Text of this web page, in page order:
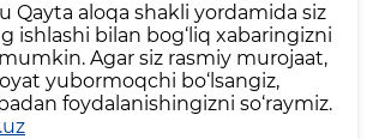
Qayta aloqa shakli yordamida siz
ishlashi bilan bog‘liq xabaringizni
Agar siz rasmiy murojaat,
yubormoqchi bo‘lsangiz,
foydalanishingizni so‘raymiz.